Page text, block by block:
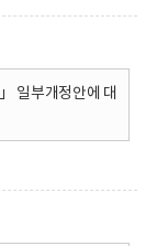
일부개정안에 대